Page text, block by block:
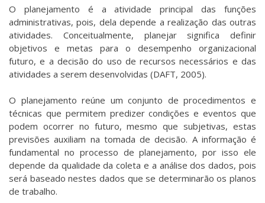
O planejamento é a atividade principal das funções
administrativas, pois, dela depende a realização das outras
atividades. Conceitualmente, planejar significa definir
objetivos e metas para o desempenho organizacional
futuro, e a decisão do uso de recursos necessários e das
atividades a serem desenvolvidas (DAFT, 2005).
O planejamento reúne um conjunto de procedimentos e
técnicas que permitem predizer condições e eventos que
podem ocorrer no futuro, mesmo que subjetivas, estas
previsões auxiliam na tomada de decisão. A informação é
fundamental no processo de planejamento, por isso ele
depende da qualidade da coleta e a análise dos dados, pois
será baseado nestes dados que se determinarão os planos
de trabalho.